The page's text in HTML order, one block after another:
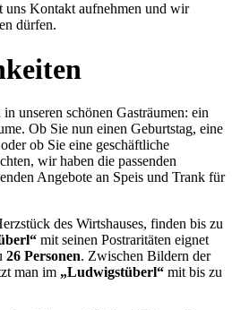
uns Kontakt aufnehmen und wir
dürfen.
unseren schönen Gasträumen: ein
Ob Sie nun einen Geburtstag, eine
ob Sie eine geschäftliche
wir haben die passenden
Angebote an Speis und Trank für
des Wirtshauses, finden bis zu
mit seinen Postraritäten eignet
26 Personen. Zwischen Bildern der
man im „Ludwigstüberl“ mit bis zu